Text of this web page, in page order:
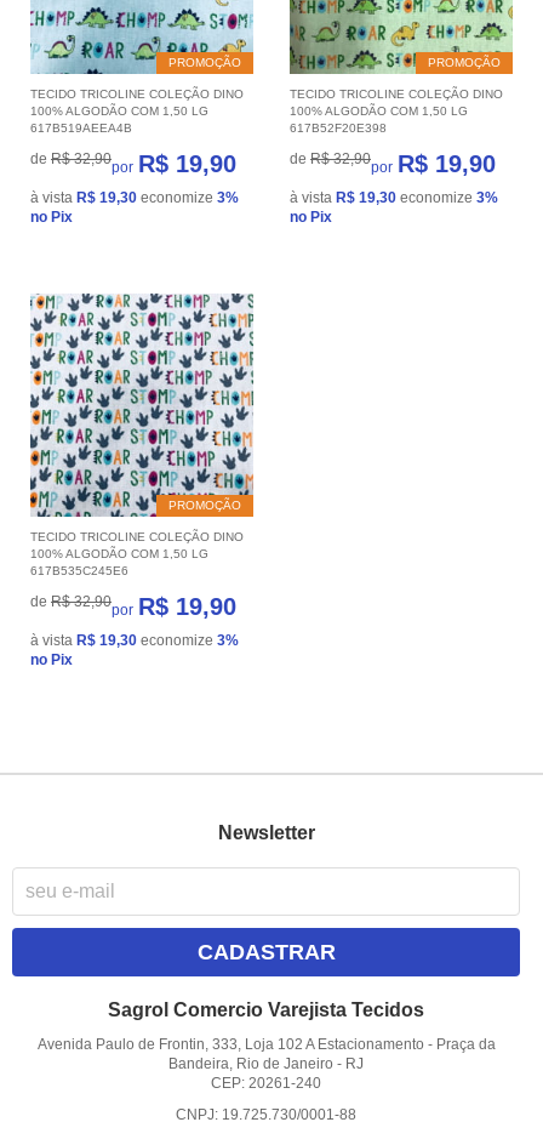
PROMOÇÃO
TECIDO TRICOLINE COLEÇÃO DINO
100% ALGODÃO COM 1,50 LG
617B519AEEA4B
de R$ 32,90por R$ 19,90
à vista R$ 19,30 economize 3%
no Pix
PROMOÇÃO
TECIDO TRICOLINE COLEÇÃO DINO
100% ALGODÃO COM 1,50 LG
617B52F20E398
de R$ 32,90por R$ 19,90
à vista R$ 19,30 economize 3%
no Pix
PROMOÇÃO
TECIDO TRICOLINE COLEÇÃO DINO
100% ALGODÃO COM 1,50 LG
617B535C245E6
de R$ 32,90por R$ 19,90
à vista R$ 19,30 economize 3%
no Pix
Newsletter
CADASTRAR
Sagrol Comercio Varejista Tecidos
Avenida Paulo de Frontin, 333, Loja 102 A Estacionamento - Praça da
Bandeira, Rio de Janeiro - RJ
CEP: 20261-240
CNPJ: 19.725.730/0001-88